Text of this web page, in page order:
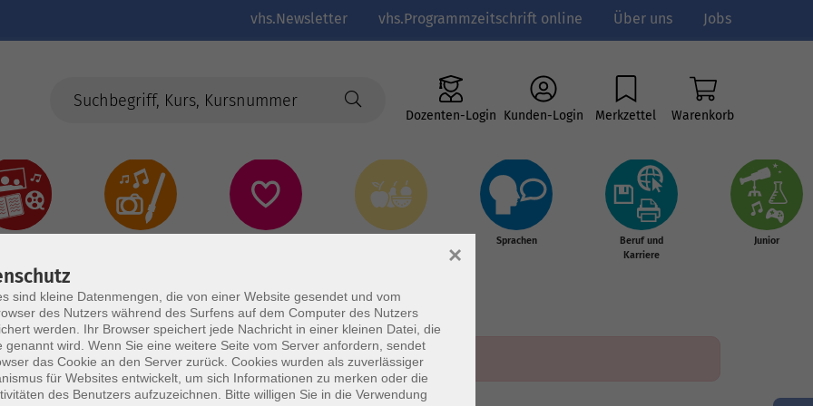
vhs.Newsletter vhs.Programmzeitschrift online Über uns Jobs
Dozenten-Login Kunden-Login Merkzettel Warenkorb
Sprachen
Beruf und
Karriere
Junior
sind kleine Datenmengen, die von einer Website gesendet und vom
des Nutzers während des Surfens auf dem Computer des Nutzers
werden. Ihr Browser speichert jede Nachricht in einer kleinen Datei, die
genannt wird. Wenn Sie eine weitere Seite vom Server anfordern, sendet
das Cookie an den Server zurück. Cookies wurden als zuverlässiger
für Websites entwickelt, um sich Informationen zu merken oder die
des Benutzers aufzuzeichnen. Bitte willigen Sie in die Verwendung
×